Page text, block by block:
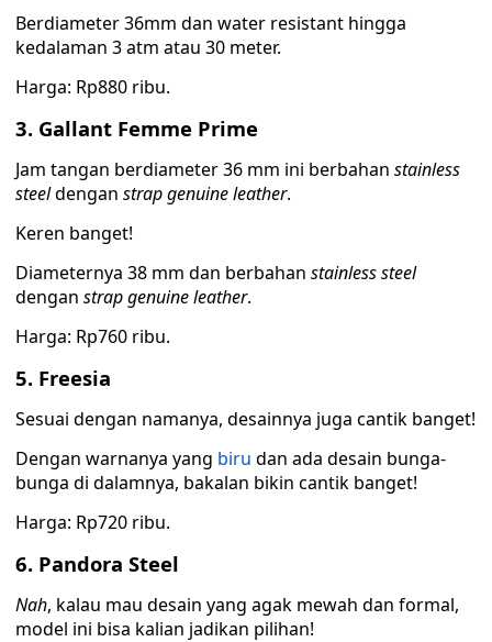
Berdiameter 36mm dan water resistant hingga
kedalaman 3 atm atau 30 meter.
Harga: Rp880 ribu.
3. Gallant Femme Prime
Jam tangan berdiameter 36 mm ini berbahan stainless
steeldengan strap genuine leather.
Keren banget!
Diameternya 38 mm dan berbahan stainless steel
dengan strap genuine leather.
Harga: Rp760 ribu.
5. Freesia
Sesuai dengan namanya, desainnya juga cantik banget!
Dengan warnanya yang biru dan ada desain bunga-
bunga di dalamnya, bakalan bikin cantik banget!
Harga: Rp720 ribu.
6. Pandora Steel
Nah, kalau mau desain yang agak mewah dan formal,
model ini bisa kalian jadikan pilihan!